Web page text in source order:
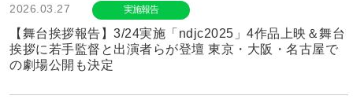
2026.03.27 実施報告
【舞台挨拶報告】3/24実施「ndjc2025」4作品上映＆舞台
挨拶に若手監督と出演者らが登壇 東京・大阪・名古屋で
の劇場公開も決定